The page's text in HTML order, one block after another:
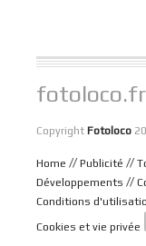
fotoloco.fr
Copyright Fotoloco
Home // Publicité //
Développements //
Conditions
Cookies et vie privée